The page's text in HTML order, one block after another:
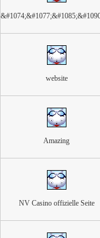
website
Amazing
NV Casino offizielle Seite